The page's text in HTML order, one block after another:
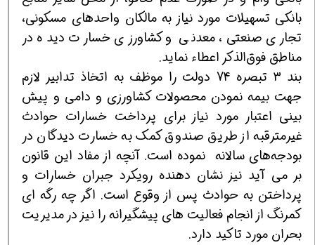
بانكی تسهیلات مورد نیاز به‌ مالكان واحدهای مسكونی،
تجاری صنعتی، معدنی و كشاورزی خسارت دیده در
مناطق فوق‌الذكر اعطاء نماید.
بند 3 تبصره 74 دولت را موظف به اتخاذ تدابیر لازم
جهت بیمه نمودن محصولات كشاورزی و دامی و پیش
بینی اعتبار مورد نیاز برای پرداخت خسارات حوادث
‌غیرمترقبه از طریق صندوق كمك به خسارت دیدگان در
بودجه‌های سالانه نموده است. آنچه از مفاد این قانون
بر می آید نیز نشان دهنده رویكرد جبران خسارات و
پرداختن به حوادث پس از وقوع است. اگر چه رگه ای
كمرنگ از انجام فعالیت های پیشگیرانه را نیز در مدیریت
بحران مورد تاكید دارد.